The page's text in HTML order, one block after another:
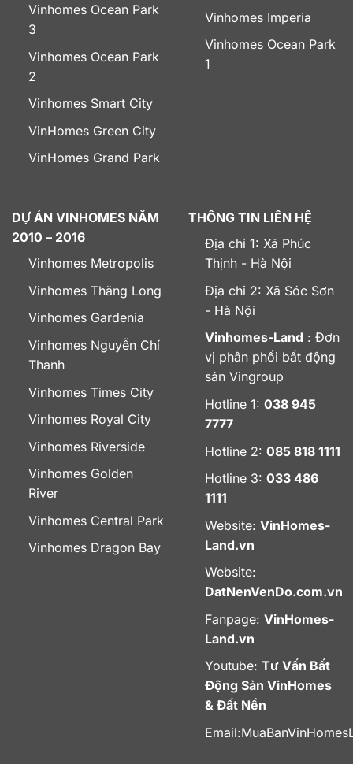
Vinhomes Ocean Park
3
Vinhomes Ocean Park
2
Vinhomes Smart City
VinHomes Green City
VinHomes Grand Park
Vinhomes Imperia
Vinhomes Ocean Park
1
DỰ ÁN VINHOMES NĂM
2010 – 2016
Vinhomes Metropolis
Vinhomes Thăng Long
Vinhomes Gardenia
Vinhomes Nguyễn Chí
Thanh
Vinhomes Times City
Vinhomes Royal City
Vinhomes Riverside
Vinhomes Golden
River
Vinhomes Central Park
Vinhomes Dragon Bay
THÔNG TIN LIÊN HỆ
Địa chỉ 1: Xã Phúc
Thịnh - Hà Nội
Địa chỉ 2: Xã Sóc Sơn
- Hà Nội
Vinhomes-Land : Đơn
vị phân phối bất động
sản Vingroup
Hotline 1: 038 945
7777
Hotline 2: 085 818 1111
Hotline 3: 033 486
1111
Website: VinHomes-
Land.vn
Website:
DatNenVenDo.com.vn
Fanpage: VinHomes-
Land.vn
Youtube: Tư Vấn Bất
Động Sản VinHomes
& Đất Nền
Email: